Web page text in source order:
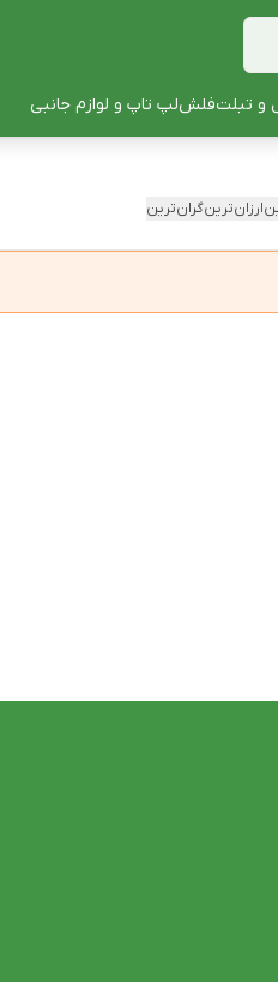
و تبلتفلشلپ تاپ و لوازم جانبی
ارزان‌ترینگران‌ترین